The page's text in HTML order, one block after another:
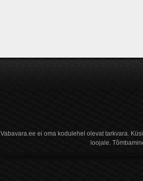
Vabavara.ee ei oma kodulehel olevat tarkvara.
loojale.